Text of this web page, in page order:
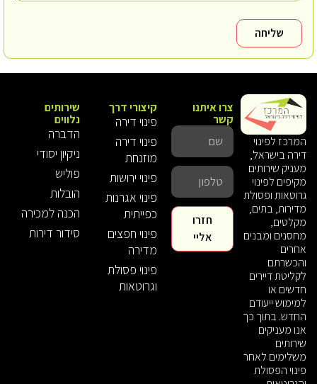
שליחה
המרכז לפינוי
דירה בישראל,
מעניק שירותים
מקיפים לפינוי
גרוטאות ופסולת
מדירות, בתים,
מקלטים,
מחסנים ומבנים
אחרים
והכשרתם
לקליטת דיירים
חדשים או
למימוש ייעודם
החדש. בתוך כך
אנו מעניקים
שירותים
משלימים לאחר
פינוי הפסולת
קיצורי דרך
פינוי דירה
פינוי דירה
מוזנחת
פינוי ירושות
פינוי אגרנות
כפייתית
פינוי חפצים
מדירה
פינוי פסולת
וגרוטאות
שירותים
נלווים
הדברה
ניקיון יסודי
פוליש
הובלות
הכנה למכירה
סידור דירות
צרו איתנו
קשר
חזרו
אליי